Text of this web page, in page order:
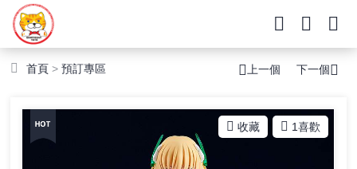
首頁 >預訂專區 上一個 下一個
收藏 1喜歡